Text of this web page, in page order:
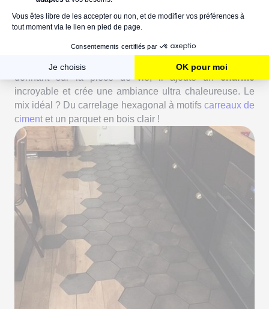
réussir le mélange des genres
heureux qui fonctionne à la perfection. En plus d’être
très à la mode, notamment dans les cuisines ouvertes
donnant sur la pièce de vie, il ajoute uncharme
incroyable et crée une ambiance ultra chaleureuse. Le
mix idéal ? Du carrelage hexagonal à motifs carreaux de
ciment et un parquet en bois clair !